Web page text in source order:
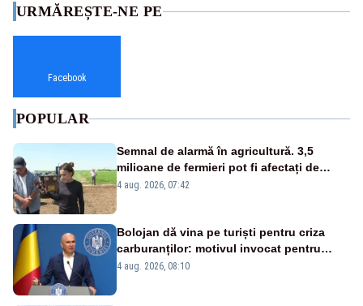
URMĂREȘTE-NE PE
Facebook
POPULAR
Semnal de alarmă în agricultură. 3,5
milioane de fermieri pot fi afectați de
strategia pentru conservarea
4 aug. 2026, 07:42
Bolojan dă vina pe turiști pentru criza
carburanților: motivul invocat pentru
scumpirile de la pompă
4 aug. 2026, 08:10